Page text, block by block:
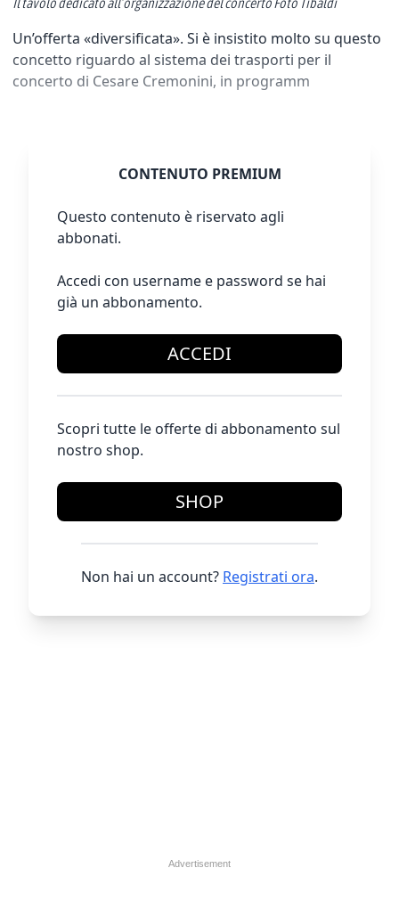
Un’offerta «diversificata». Si è insistito molto su questo
concetto riguardo al sistema dei trasporti per il
concerto di Cesare Cremonini, in programm
CONTENUTO PREMIUM
Questo contenuto è riservato agli
abbonati.
Accedi con username e password se hai
già un abbonamento.
ACCEDI
Scopri tutte le offerte di abbonamento sul
nostro shop.
SHOP
Non hai un account? Registrati ora.